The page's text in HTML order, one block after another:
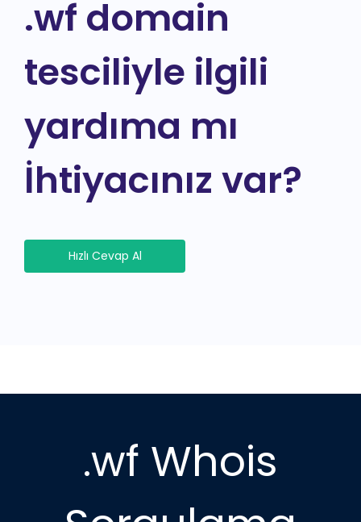
.wf domain
tesciliyle ilgili
yardıma mı
İhtiyacınız var?
Hızlı Cevap Al
.wf Whois